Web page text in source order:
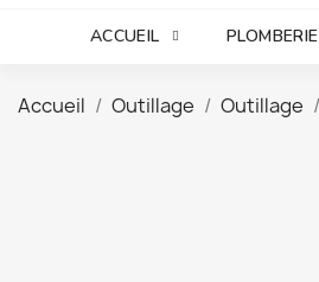
ACCUEIL PLOMBERIE
Accueil Outillage Outillage